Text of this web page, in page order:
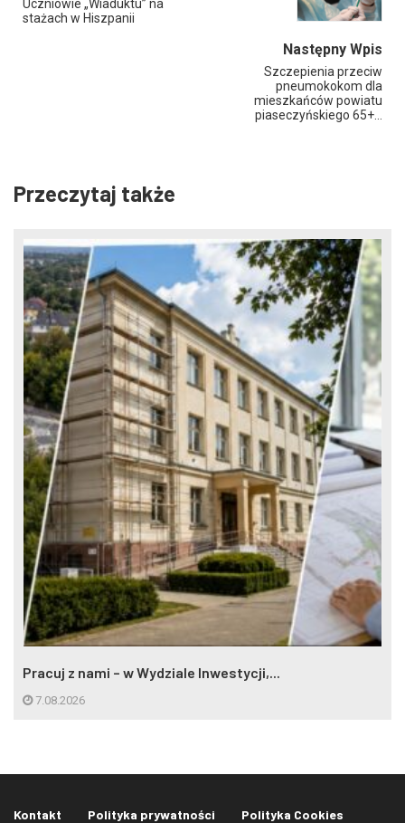
Uczniowie „Wiaduktu” na
stażach w Hiszpanii
Następny Wpis
Szczepienia przeciw
pneumokokom dla
mieszkańców powiatu
piaseczyńskiego 65+…
Przeczytaj także
Pracuj z nami – w Wydziale Inwestycji,...
7.08.2026
Kontakt Polityka prywatności
Polityka Cookies